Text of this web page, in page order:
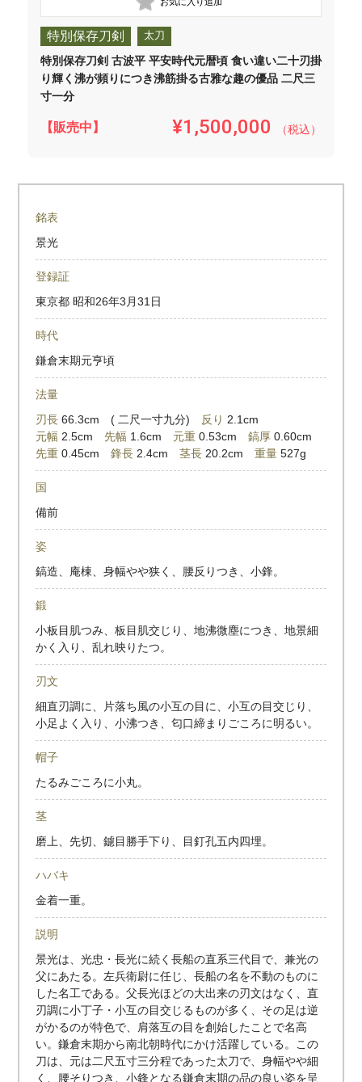
特別保存刀剣 太刀
特別保存刀剣 古波平 平安時代元暦頃 食い違い二十刃掛
り輝く沸が頻りにつき沸筋掛る古雅な趣の優品 二尺三
寸一分
【販売中】 ¥1,500,000 （税込）
銘表
景光
登録証
東京都 昭和26年3月31日
時代
鎌倉末期元亨頃
法量
刃長 66.3cm ( 二尺一寸九分) 反り 2.1cm
元幅 2.5cm 先幅 1.6cm 元重 0.53cm鎬厚 0.60cm
先重 0.45cm鋒長 2.4cm茎長 20.2cm重量 527g
国
備前
姿
鎬造、庵棟、身幅やや狭く、腰反りつき、小鋒。
鍛
小板目肌つみ、板目肌交じり、地沸微塵につき、地景細
かく入り、乱れ映りたつ。
刃文
細直刃調に、片落ち風の小互の目に、小互の目交じり、
小足よく入り、小沸つき、匂口締まりごころに明るい。
帽子
たるみごころに小丸。
茎
磨上、先切、鑢目勝手下り、目釘孔五内四埋。
ハバキ
金着一重。
説明
景光は、光忠・長光に続く長船の直系三代目で、兼光の
父にあたる。左兵衛尉に任じ、長船の名を不動のものに
した名工である。父長光ほどの大出来の刃文はなく、直
刃調に小丁子・小互の目交じるものが多く、その足は逆
がかるのが特色で、肩落互の目を創始したことで名高
い。鎌倉末期から南北朝時代にかけ活躍している。この
刀は、元は二尺五寸三分程であった太刀で、身幅やや細
く、腰そりつき、小鋒となる鎌倉末期の品の良い姿を呈